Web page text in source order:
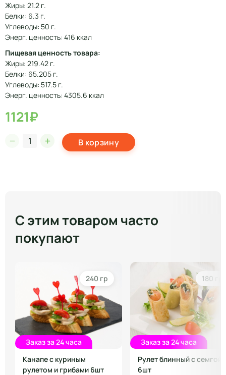
Жиры: 21.2 г.
Белки: 6.3 г.
Углеводы: 50 г.
Энерг. ценность: 416 ккал
Пищевая ценность товара:
Жиры: 219.42 г.
Белки: 65.205 г.
Углеводы: 517.5 г.
Энерг. ценность: 4305.6 ккал
1121₽
В корзину
С этим товаром часто
покупают
240 гр
Заказ за 24 часа
Канапе с куриным
рулетом и грибами 6шт
180 гр
Заказ за 24 часа
Рулет блинный с семгой
6шт